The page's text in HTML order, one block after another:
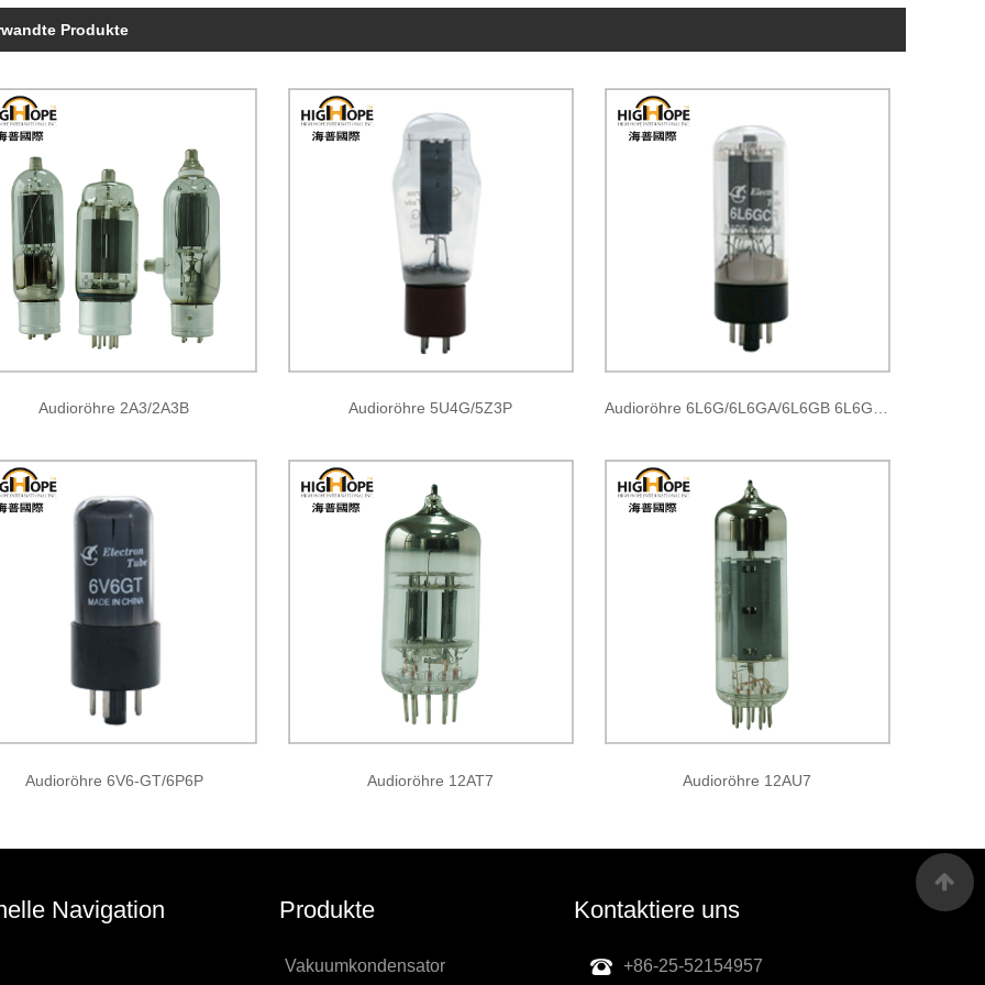
Produkte
Audioröhre 2A3/2A3B Audioröhre 5U4G/5Z3P Audioröhre 6L6G/6L6GA/6L6GB 6L6GC/5881
Audioröhre 6V6-GT/6P6P Audioröhre 12AT7 Audioröhre 12AU7
Navigation Produkte
Vakuumkondensator
Kontaktiere uns
+86-25-52154957